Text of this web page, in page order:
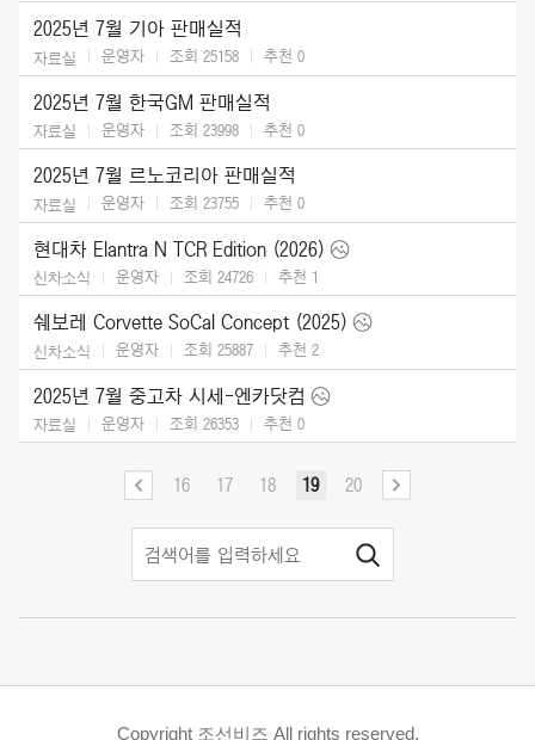
2025년 7월 기아 판매실적
자료실 운영자 조회 25158 추천 0
2025년 7월 한국GM 판매실적
자료실 운영자 조회 23998 추천 0
2025년 7월 르노코리아 판매실적
자료실 운영자 조회 23755 추천 0
현대차 Elantra N TCR Edition (2026)
신차소식 운영자 조회 24726 추천 1
쉐보레 Corvette SoCal Concept (2025)
신차소식 운영자 조회 25887 추천 2
2025년 7월 중고차 시세-엔카닷컴
자료실 운영자 조회 26353 추천 0
16 17 18 19 20
Copyright 조선비즈 All rights reserved.